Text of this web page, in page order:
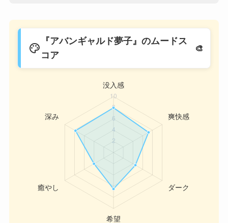
palette
『アバンギャルド夢子』のムードス
コア